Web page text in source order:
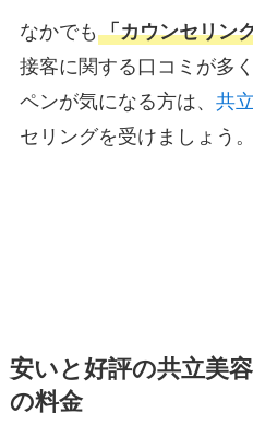
なかでも 「カウンセリン
接客に関する口コミが多
ペンが気になる方は、 共
セリングを受けましょう。
安いと好評の共立美
の料金